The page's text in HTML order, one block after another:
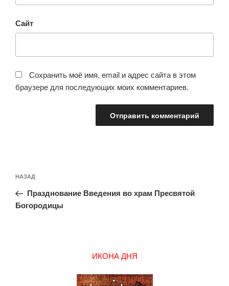
Сайт
Сохранить моё имя, email и адрес сайта в этом
браузере для последующих моих комментариев.
по
записям
Предыдущая
запись:
НАЗАД
Празднование Введения во храм Пресвятой
Богородицы
ИКОНА ДНЯ